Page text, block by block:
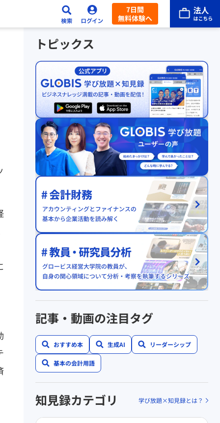
7日間
無料体験へ
トピックス
記事・動画の注目タグ
おすすめ本 生成AI リーダーシップ
基本の会計用語
知見録カテゴリ 学び放題×知見録とは？